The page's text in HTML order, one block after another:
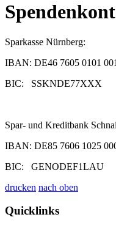
Sparkasse Nürnberg:
IBAN: DE46 7605 0101
BIC: SSKNDE77XXX
Spar- und Kreditbank
IBAN: DE85 7606 1025
BIC: GENODEF1LAU
drucken nach oben
Quicklinks